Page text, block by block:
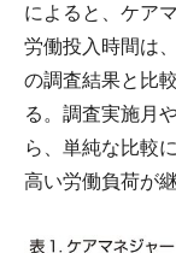
によると、ケア
労働投入時間は
の調査結果と比
る。調査実施月
ら、単純な比較
高い労働負荷が